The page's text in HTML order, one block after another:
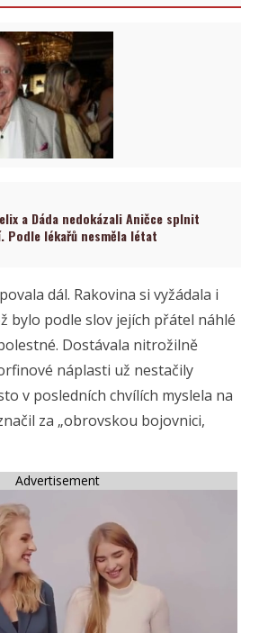
a Dáda nedokázali Aničce splnit
Podle lékařů nesměla létat
dál. Rakovina si vyžádala i
bylo podle slov jejích přátel náhlé
Dostávala nitrožilně
náplasti už nestačily
v posledních chvílích myslela na
za „obrovskou bojovnici,
Advertisement